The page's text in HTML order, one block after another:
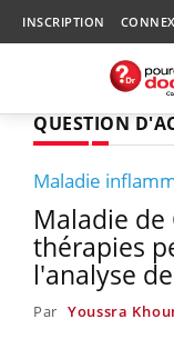
INSCRIPTION
QUESTION
Maladie
Maladie
thérapies
l'analyse
Par Youssra